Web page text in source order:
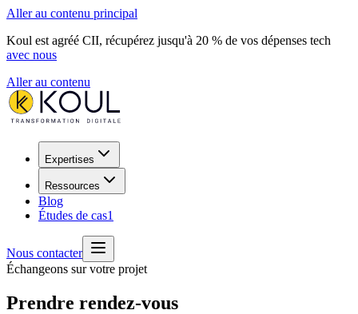
Aller au contenu principal
Koul est agréé CII, récupérez jusqu'à 20 % de vos dépenses tech
avec nous
Aller au contenu
Expertises
Ressources
Blog
Études de cas1
Nous contacter
Échangeons sur votre projet
Prendre rendez-vous